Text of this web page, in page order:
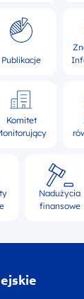
Publikacje
Komitet
Nadużycia
finansowe